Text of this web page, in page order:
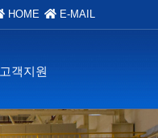
E-MAIL
HOME
고객지원